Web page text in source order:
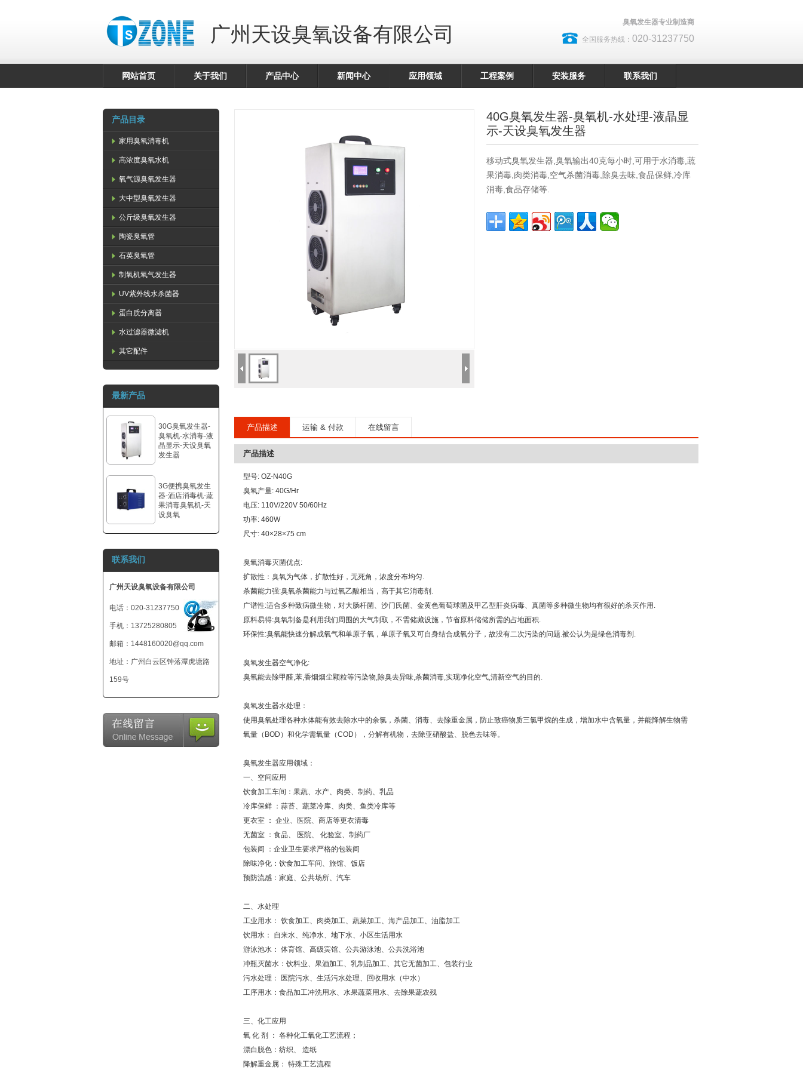
广州天设臭氧设备有限公司
臭氧发生器专业制造商
全国服务热线： 020-31237750
网站首页 关于我们 产品中心 新闻中心 应用领域 工程案例 安装服务 联系我们
产品目录
家用臭氧消毒机
高浓度臭氧水机
氧气源臭氧发生器
大中型臭氧发生器
公斤级臭氧发生器
陶瓷臭氧管
石英臭氧管
制氧机氧气发生器
UV紫外线水杀菌器
蛋白质分离器
水过滤器微滤机
其它配件
最新产品
30G臭氧发生器-
臭氧机-水消毒-液
晶显示-天设臭氧
发生器
3G便携臭氧发生
器-酒店消毒机-蔬
果消毒臭氧机-天
设臭氧
800mg 臭氧发生
外接12V电池
联系我们
广州天设臭氧设备有限公司
电话：020-31237750
手机：13725280805
邮箱：1448160020@qq.com
地址：广州白云区钟落潭虎塘路
159号
40G臭氧发生器-臭氧机-水处理-液晶显
示-天设臭氧发生器
移动式臭氧发生器,臭氧输出40克每小时,可用于水消毒,蔬
果消毒,肉类消毒,空气杀菌消毒,除臭去味,食品保鲜,冷库
消毒,食品存储等.
产品描述 运输 & 付款 在线留言
产品描述
型号: OZ-N40G
臭氧产量: 40G/Hr
电压: 110V/220V 50/60Hz
功率: 460W
尺寸: 40×28×75 cm
臭氧消毒灭菌优点:
扩散性：臭氧为气体，扩散性好，无死角，浓度分布均匀.
杀菌能力强:臭氧杀菌能力与过氧乙酸相当，高于其它消毒剂.
广谱性:适合多种致病微生物，对大肠杆菌、沙门氏菌、金黄色葡萄球菌及甲乙型肝炎病毒、真菌等多种微生物均有很好的杀灭作用.
原料易得:臭氧制备是利用我们周围的大气制取，不需储藏设施，节省原料储储所需的占地面积.
环保性:臭氧能快速分解成氧气和单原子氧，单原子氧又可自身结合成氧分子，故没有二次污染的问题.被公认为是绿色消毒剂.
臭氧发生器空气净化:
臭氧能去除甲醛,苯,香烟烟尘颗粒等污染物,除臭去异味,杀菌消毒,实现净化空气,清新空气的目的.
臭氧发生器水处理：
使用臭氧处理各种水体能有效去除水中的余氯，杀菌、消毒、去除重金属，防止致癌物质三氯甲烷的生成，增加水中含氧量，并能降解生物需
氧量（BOD）和化学需氧量（COD），分解有机物，去除亚硝酸盐、脱色去味等。
臭氧发生器应用领域：
一、空间应用
饮食加工车间：果蔬、水产、肉类、制药、乳品
冷库保鲜 ：蒜苔、蔬菜冷库、肉类、鱼类冷库等
更衣室 ： 企业、医院、商店等更衣清毒
无菌室 ：食品、 医院、 化验室、制药厂
包装间 ：企业卫生要求严格的包装间
除味净化：饮食加工车间、旅馆、饭店
预防流感：家庭、公共场所、汽车
二、水处理
工业用水： 饮食加工、肉类加工、蔬菜加工、海产品加工、油脂加工
饮用水： 自来水、纯净水、地下水、小区生活用水
游泳池水： 体育馆、高级宾馆、公共游泳池、公共洗浴池
冲瓶灭菌水：饮料业、果酒加工、乳制品加工、其它无菌加工、包装行业
污水处理： 医院污水、生活污水处理、回收用水（中水）
工序用水：食品加工冲洗用水、水果蔬菜用水、去除果蔬农残
三、化工应用
氧 化 剂 ： 各种化工氧化工艺流程；
漂白脱色：纺织、 造纸
降解重金属： 特殊工艺流程